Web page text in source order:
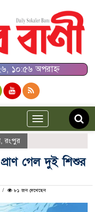
১০:৫৬ অপরাহ্ন
Toggle
navigation
, রংপুর
গেল দুই শিশুর
৮১ জন দেখেছেন